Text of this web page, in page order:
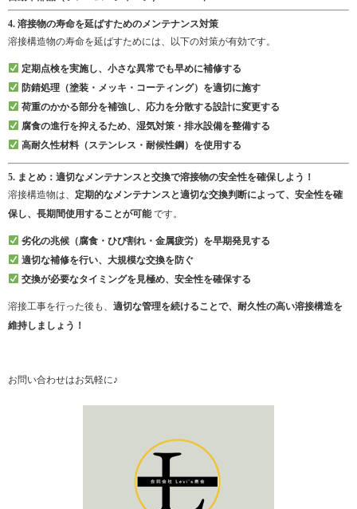
4. 溶接物の寿命を延ばすためのメンテナンス対策
溶接構造物の寿命を延ばすためには、以下の対策が有効です。
定期点検を実施し、小さな異常でも早めに補修する
防錆処理（塗装・メッキ・コーティング）を適切に施す
荷重のかかる部分を補強し、応力を分散する設計に変更する
腐食の進行を抑えるため、湿気対策・排水設備を整備する
高耐久性材料（ステンレス・耐候性鋼）を使用する
5. まとめ：適切なメンテナンスと交換で溶接物の安全性を確保しよう！
溶接構造物は、 定期的なメンテナンスと適切な交換判断によって、安全性を確
保し、長期間使用することが可能です。
劣化の兆候（腐食・ひび割れ・金属疲労）を早期発見する
適切な補修を行い、大規模な交換を防ぐ
交換が必要なタイミングを見極め、安全性を確保する
溶接工事を行った後も、 適切な管理を続けることで、耐久性の高い溶接構造を
維持しましょう！
お問い合わせはお気軽に♪